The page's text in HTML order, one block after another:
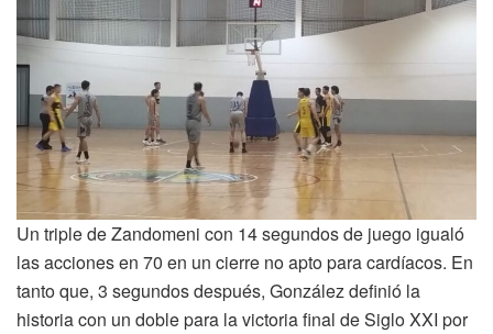
Un triple de Zandomeni con 14 segundos de juego igualó
las acciones en 70 en un cierre no apto para cardíacos. En
tanto que, 3 segundos después, González definió la
historia con un doble para la victoria final de Siglo XXI por